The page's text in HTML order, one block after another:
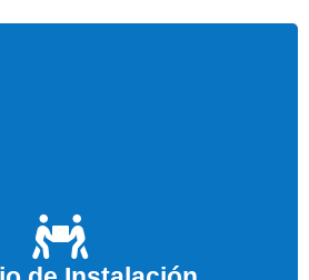
de Aire Acondicionado a
Confíe en nuestra calidad al